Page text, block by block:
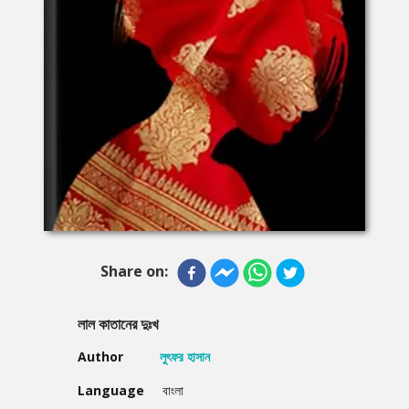
Share on:
লাল কাতানের দুঃখ
Author
লুৎফর হাসান
Language
বাংলা